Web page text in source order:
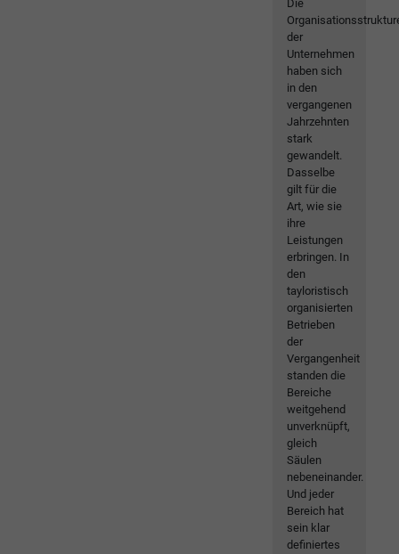
Die
der
Unternehmen
haben sich
in den
vergangenen
Jahrzehnten
stark
gewandelt.
Dasselbe
gilt für die
Art, wie sie
ihre
Leistungen
erbringen. In
den
tayloristisch
organisierten
Betrieben
der
Vergangenheit
standen die
Bereiche
weitgehend
unverknüpft,
gleich
Säulen
nebeneinander.
Und jeder
Bereich hat
sein klar
definiertes